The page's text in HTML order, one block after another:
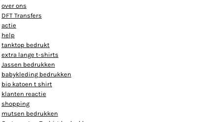
over ons
DFT Transfers
actie
help
tanktop bedrukt
extra lange t-shirts
Jassen bedrukken
babykleding bedrukken
bio katoen t shirt
klanten reactie
shopping
mutsen bedrukken